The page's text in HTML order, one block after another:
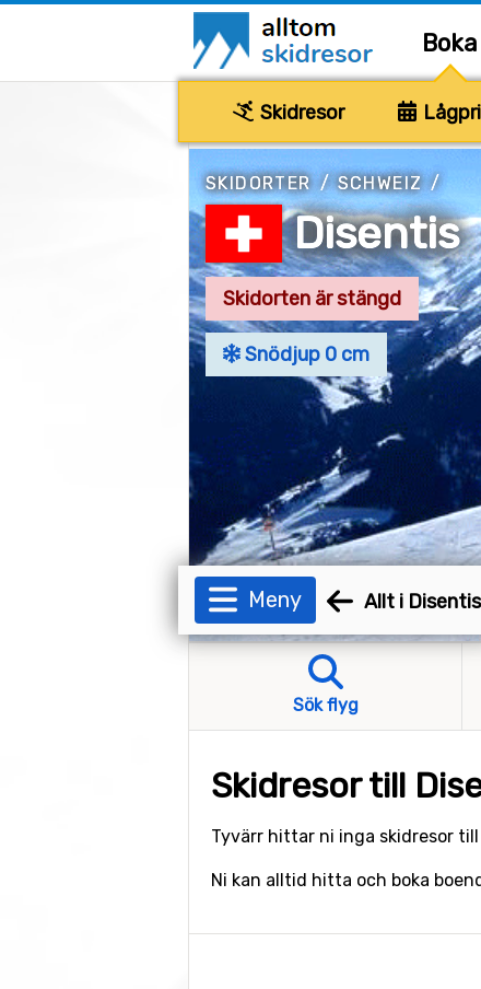
Boka
Skidresor
SKIDORTER /SCHWEIZ/
Disentis
Skidorten är stängd
Snödjup 0 cm
Meny Allt i Disentis
Sök flyg
Skidresor till
Tyvärr hittar ni inga skidresor
Ni kan alltid hitta och boka